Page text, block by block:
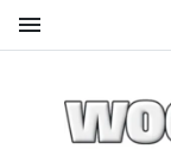
menu